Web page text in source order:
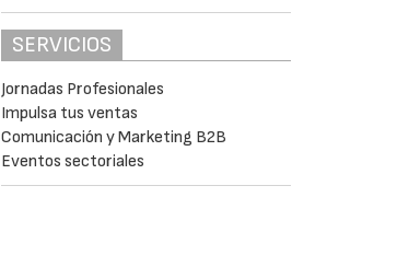
SERVICIOS
Jornadas Profesionales
Impulsa tus ventas
Comunicación y Marketing B2B
Eventos sectoriales